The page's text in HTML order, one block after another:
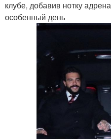
клубе, добавив нотку
особенный день